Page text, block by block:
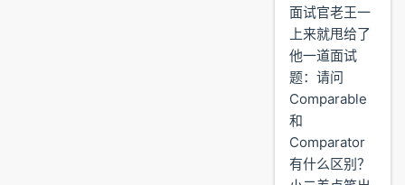
面试官老王一
上来就甩给了
他一道面试
题：请问
Comparable
和
Comparator
有什么区别？